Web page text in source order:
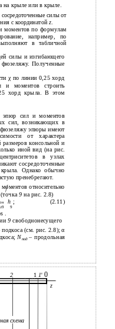
на крыле или в крыле.
силы от
с координатой z.
моментов по формулам
например, по
в табличной
силы и изгибающего
фюзеляжу. Полученные
χ по линии 0,25 хорд
моментов строить
хорд крыла. В этом
эпюр сил и моментов
сил, возникающих в
фюзеляжу эпюры имеют
от характера
консольной и
иной вид (на рис.
в узлах
сосредоточенные
Однако обычно
пренебрегают.
относительно
9на рис. 2.8)
h ; (2.11)
9 9
.
9свободнонесущего
подкоса (см. рис. 2.8); α
Nпод – продольная
2 1 1' 0
z
схема